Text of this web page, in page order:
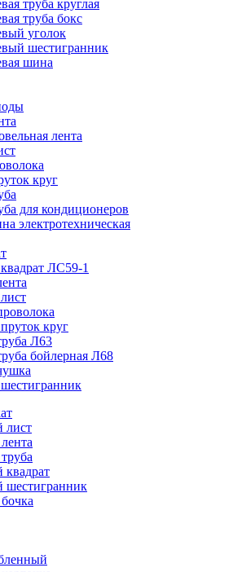
труба круглая
труба бокс
уголок
шестигранник
шина
лента
круг
для кондиционеров
электротехническая
ЛС59-1
круг
Л63
бойлерная Л68
лист
шестигранник